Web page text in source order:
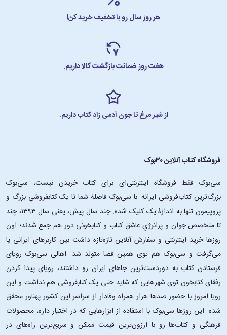
هر روز سال رو با تخفیف خرید کن!
هفت روز ضمانت بازگشت کالا داریم.
از شیر مرغ تا جون آدمی زاد کتاب داریم.
فروشگاه کتاب آنلاین ۳۰بوک
سی‌بوک فقط فروشگاه اینترنتی‌ای برای کتاب خریدن نیست، سی‌بوک
بزرگ‌ترین کتاب‌فروشی ایرانه. با سی‌بوک فاصلۀ شما تا یک کتابفروشی بزرگ و
پروپیمون تنها به اندازۀ یک کلیک شده. چند سال پیش، یعنی سال ۱۳۹۳، چند
تا متخصص جوان و پرانرژیِ عاشقِ کتاب و کتابخونی دور هم جمع شدند؛ اون‌
روزها خرید اینترنتی و سفارش آنلاین تازه‌تازه داشت بین کاربرهای ایرانی پا
می‌گرفت و سی‌بوک هم توی همین فضا متولد شد. اهالی سی‌بوک رویای
فرستادن کتاب به دوردست‌ترین جاهای ایران رو داشتند، رویای پیدا کردن
رفقای کتابخون توی شهرهایی که شاید حتی یک کتابفروشی هم نداشت و این
رویا امروز با حضور صدها هزار همراه وفادار از سراسر این کشور پهناور محقق
شده. این ‌روزها سی‌بوک با استفاده از ابزارهایی که در اختیار داره، محصولات
فرهنگی و کتاب‌ها رو با ارزون‌ترین قیمت ممکن و سریع‌ترین راه‌های در